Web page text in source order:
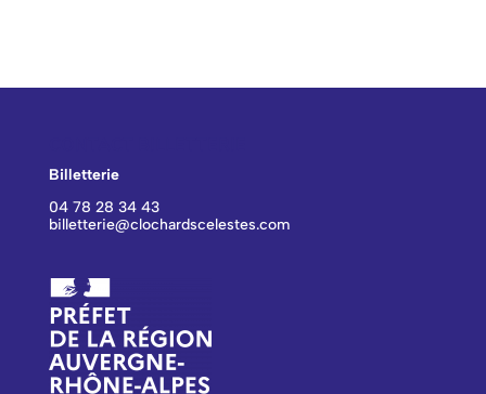
Billetterie
04 78 28 34 43
billetterie@clochardscelestes.com